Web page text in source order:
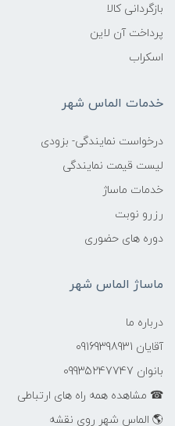
بازگردانی کالا
پرداخت آن لاین
اسکراب
خدمات الماس شهر
درخواست نمایندگی- بزودی
لیست قیمت نمایندگی
خدمات ماساژ
رزرو نوبت
دوره های حضوری
ماساژ الماس شهر
درباره ما
آقایان 09169398931
بانوان 09935247747
☎ مشاهده همه راه های ارتباطی
🌎 الماس شهر روی نقشه